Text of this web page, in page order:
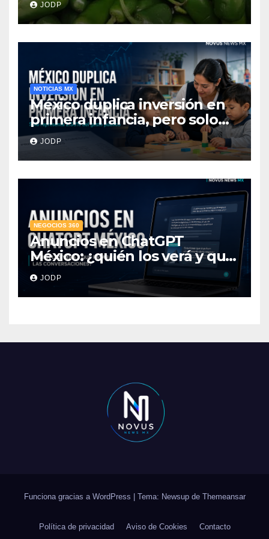
hospitalizados
JODP
NOTICIAS MX
México duplica inversión en
primera infancia, pero solo
destina 2.53% del gasto
público
JODP
NEGOCIOS 360
Anuncios en ChatGPT
México: ¿quién los verá y qué
pasará con las
conversaciones?
JODP
Funciona gracias a WordPress Tema: Newsup de Themeansar
Política de privacidad Aviso de Cookies Contacto